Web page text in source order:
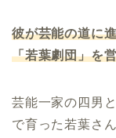
彼が芸能の道に
「若葉劇団」を
芸能一家の四男
で育った若葉さ